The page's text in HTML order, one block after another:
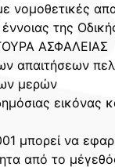
νομοθετικές
της
ΑΣΦΑΛΕΙΑΣ
απαιτήσεων
μερών
εικόνας
μπορεί να
από το